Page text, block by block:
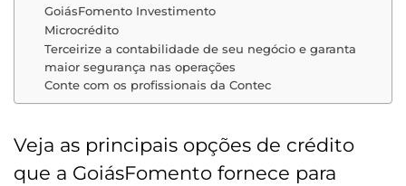
GoiásFomento Investimento
Microcrédito
Terceirize a contabilidade de seu negócio e garanta
maior segurança nas operações
Conte com os profissionais da Contec
Veja as principais opções de crédito
que a GoiásFomento fornece para